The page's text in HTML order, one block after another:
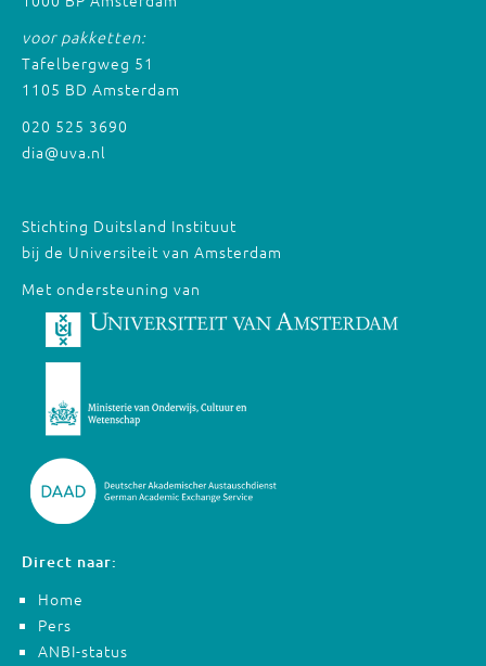
voor pakketten:
Tafelbergweg 51
1105 BD Amsterdam
020 525 3690
dia@uva.nl
Stichting Duitsland Instituut
bij de Universiteit van Amsterdam
Met ondersteuning van
Direct naar:
Home
Pers
ANBI-status